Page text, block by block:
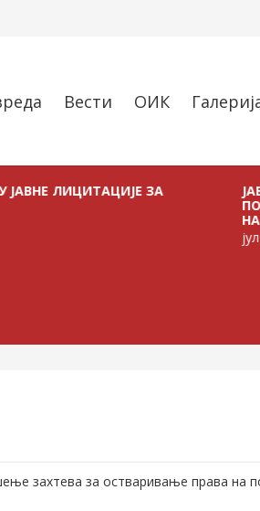
Вести ОИК
ЗА
ЈАВНИ
НА
јул 21, 2026
захтева за остваривање права на